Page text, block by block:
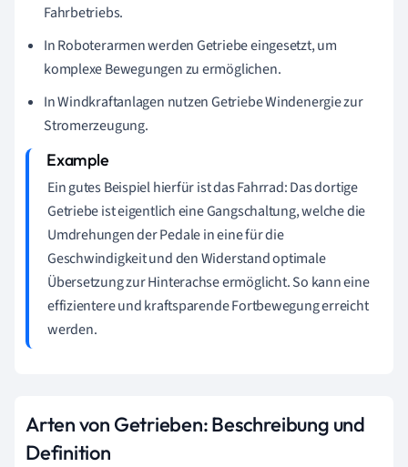
Fahrbetriebs.
In Roboterarmen werden Getriebe eingesetzt, um
komplexe Bewegungen zu ermöglichen.
In Windkraftanlagen nutzen Getriebe Windenergie zur
Stromerzeugung.
Ein gutes Beispiel hierfür ist das Fahrrad: Das dortige
Getriebe ist eigentlich eine Gangschaltung, welche die
Umdrehungen der Pedale in eine für die
Geschwindigkeit und den Widerstand optimale
Übersetzung zur Hinterachse ermöglicht. So kann eine
effizientere und kraftsparende Fortbewegung erreicht
werden.
Arten von Getrieben: Beschreibung und
Definition